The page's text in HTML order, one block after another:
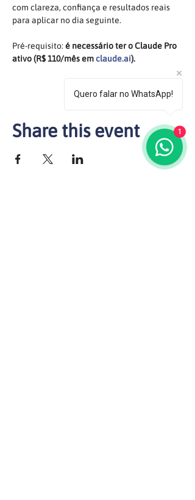
com clareza, confiança e resultados reais
para aplicar no dia seguinte.
Pré-requisito: é necessário ter o Claude Pro
ativo (R$ 110/mês em claude.ai).
Share this event
Quero falar no WhatsApp!
1